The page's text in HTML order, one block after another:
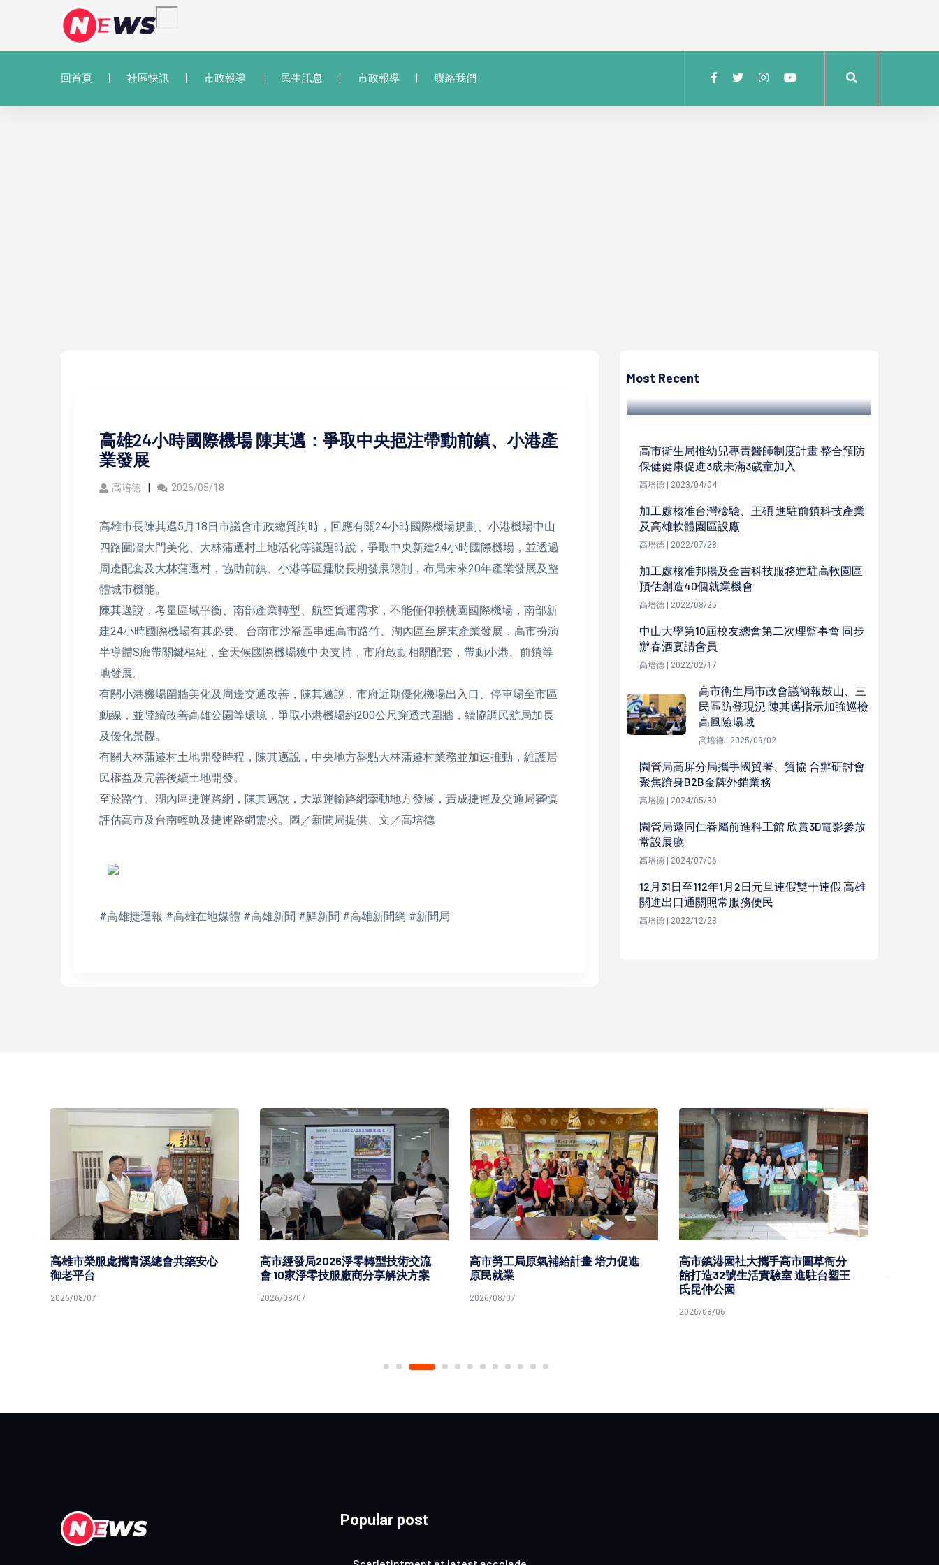
回首頁 社區快訊 市政報導 民生訊息 市政報導 聯絡我們
高雄24小時國際機場 陳其邁：爭取中央挹注帶動前鎮、小港產
業發展
高培德 2026/05/18
高雄市長陳其邁5月18日市議會市政總質詢時，回應有關24小時國際機場規劃、小港機場中山
四路圍牆大門美化、大林蒲遷村土地活化等議題時說，爭取中央新建24小時國際機場，並透過
周邊配套及大林蒲遷村，協助前鎮、小港等區擺脫長期發展限制，布局未來20年產業發展及整
體城市機能。
陳其邁說，考量區域平衡、南部產業轉型、航空貨運需求，不能僅仰賴桃園國際機場，南部新
建24小時國際機場有其必要。台南市沙崙區串連高市路竹、湖內區至屏東產業發展，高市扮演
半導體S廊帶關鍵樞紐，全天候國際機場獲中央支持，市府啟動相關配套，帶動小港、前鎮等
地發展。
有關小港機場圍牆美化及周邊交通改善，陳其邁說，市府近期優化機場出入口、停車場至市區
動線，並陸續改善高雄公園等環境，爭取小港機場約200公尺穿透式圍牆，續協調民航局加長
及優化景觀。
有關大林蒲遷村土地開發時程，陳其邁說，中央地方盤點大林蒲遷村業務並加速推動，維護居
民權益及完善後續土地開發。
至於路竹、湖內區捷運路網，陳其邁說，大眾運輸路網牽動地方發展，責成捷運及交通局審慎
評估高市及台南輕軌及捷運路網需求。圖／新聞局提供、文／高培德
#高雄捷運報 #高雄在地媒體 #高雄新聞 #鮮新聞 #高雄新聞網 #新聞局
Most Recent
膠原蛋白 結合萬壽菊創新開發冰淇淋
高市衛生局推幼兒專責醫師制度計畫 整合預防
保健健康促進3成未滿3歲童加入
高培德 | 2023/04/04
加工處核准台灣檢驗、王碩 進駐前鎮科技產業
及高雄軟體園區設廠
高培德 | 2022/07/28
加工處核准邦揚及金吉科技服務進駐高軟園區
預估創造40個就業機會
高培德 | 2022/08/25
中山大學第10屆校友總會第二次理監事會 同步
辦春酒宴請會員
高培德 | 2022/02/17
高市衛生局市政會議簡報鼓山、三
民區防登現況 陳其邁指示加強巡檢
高風險場域
高培德 | 2025/09/02
園管局高屏分局攜手國貿署、貿協 合辦研討會
聚焦躋身B2B金牌外銷業務
高培德 | 2024/05/30
園管局邀同仁眷屬前進科工館 欣賞3D電影參放
常設展廳
高培德 | 2024/07/06
12月31日至112年1月2日元旦連假雙十連假 高雄
關進出口通關照常服務便民
高培德 | 2022/12/23
高市經發局2026淨零轉型技術交流
會 10家淨零技服廠商分享解決方案
2026/08/07
高市勞工局原氣補給計畫 培力促進
原民就業
2026/08/07
高市鎮港園社大攜手高市圖草衙分
館打造32號生活實驗室 進駐台塑王
高雄郵局邀美濃憨兒窯庇護員工 手
寫明信片感恩父親家人師長提前賀
節
2026/08/06
Popular post